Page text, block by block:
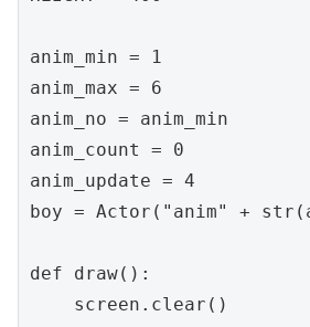
anim_min = 1
anim_max = 6
anim_no = anim_min
anim_count = 0
anim_update = 4
boy = Actor("anim" +
def draw():
    screen.clear()